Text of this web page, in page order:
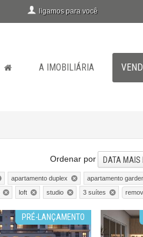
ligamos para você
A IMOBILIÁRIA
Ordenar por DATA MAIS
apartamento duplex apartamento
loft studio 3 suítes
PRÉ-LANÇAMENTO